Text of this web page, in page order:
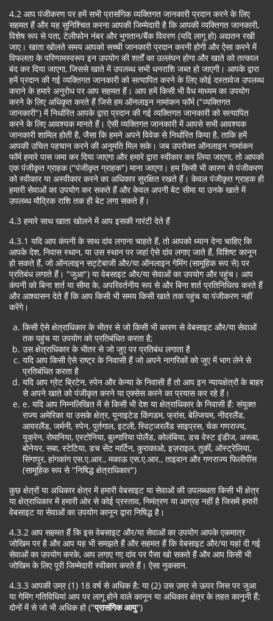
4.2 आप पंजीकरण पर हमें सभी प्रासंगिक व्यक्तिगत जानकारी प्रदान करने के लिए
सहमत हैं और यह सुनिश्चित करना आपकी जिम्मेदारी है कि आपकी व्यक्तिगत जानकारी,
विशेष रूप से पता, टेलीफोन नंबर और भुगतान/बैंक विवरण (यदि लागू हो) अद्यतन रखी
जाए। खाता खोलते समय आपको सच्ची जानकारी प्रदान करनी होगी और ऐसा करने में
विफलता के परिणामस्वरूप इन उपयोग की शर्तों का उल्लंघन होगा और खाते को तत्काल
बंद कर दिया जाएगा, जिससे खाते में उपलब्ध सभी धनराशि जब्त हो जाएगी। आपके द्वारा
हमें प्रदान की गई व्यक्तिगत जानकारी को सत्यापित करने के लिए कोई दस्तावेज उपलब्ध
कराने के हमारे अनुरोध पर आप सहमत हैं। आप हमें किसी भी वैध माध्यम का उपयोग
करने के लिए अधिकृत करते हैं जिसे हम ऑनलाइन नामांकन फॉर्म ("व्यक्तिगत
जानकारी") में निर्धारित आपके द्वारा प्रदान की गई व्यक्तिगत जानकारी को सत्यापित
करने के लिए आवश्यक मानते हैं। ऐसी व्यक्तिगत जानकारी में आपसे सभी आवश्यक
जानकारी शामिल होती है, जैसा कि हमने अपने विवेक से निर्धारित किया है, ताकि हमें
आपकी उचित पहचान करने की अनुमति मिल सके। जब उपरोक्त ऑनलाइन नामांकन
फॉर्म हमारे पास जमा कर दिया जाएगा और हमारे द्वारा स्वीकार कर लिया जाएगा, तो आपको
एक पंजीकृत ग्राहक ("पंजीकृत ग्राहक") माना जाएगा। हम किसी भी कारण से पंजीकरण
को स्वीकार या अस्वीकार करने का अधिकार सुरक्षित रखते हैं। केवल पंजीकृत ग्राहक ही
हमारी सेवाओं का उपयोग कर सकते हैं और केवल अपनी बेट सीमा या उनके खाते में
उपलब्ध मौद्रिक राशि तक ही बेट लगा सकते हैं।
4.3 हमारे साथ खाता खोलने में आप इसकी गारंटी देते हैं
4.3.1 यदि आप कंपनी के साथ दांव लगाना चाहते हैं, तो आपको ध्यान देना चाहिए कि
आपके देश, निवास स्थान, या उस स्थान पर जहां ऐसे दांव लगाए जाते हैं, विशिष्ट कानून
हो सकते हैं, जो ऑनलाइन सट्टेबाजी और/या ऑनलाइन गेमिंग (सामूहिक रूप से) पर
प्रतिबंध लगाते हैं। "जुआ") या वेबसाइट और/या सेवाओं का उपयोग और पहुंच। आप
कंपनी को बिना शर्त या सीमा के, अपरिवर्तनीय रूप से और बिना शर्त प्रतिनिधित्व करते हैं
और आश्वासन देते हैं कि आप किसी भी समय किसी खाते तक पहुंच या पंजीकरण नहीं
करेंगे।
किसी ऐसे क्षेत्राधिकार के भीतर से जो किसी भी कारण से वेबसाइट और/या सेवाओं
तक पहुंच या उपयोग को प्रतिबंधित करता है;
उस क्षेत्राधिकार के भीतर से जो जुए पर प्रतिबंध लगाता है
यदि आप किसी ऐसे राष्ट्र के निवासी हैं जो अपने नागरिकों को जुए में भाग लेने से
प्रतिबंधित करता है
यदि आप ग्रेट ब्रिटेन, स्पेन और केन्या के निवासी हैं तो आप इन न्यायक्षेत्रों के बाहर
से अपने खाते को पंजीकृत करने या एक्सेस करने का प्रयास कर रहे हैं।
e. यदि आप निम्नलिखित में से किसी भी देश या क्षेत्राधिकार के निवासी हैं: संयुक्त
राज्य अमेरिका या उसके क्षेत्र, यूनाइटेड किंगडम, फ्रांस, बेल्जियम, नीदरलैंड,
आयरलैंड, जर्मनी, स्पेन, पुर्तगाल, इटली, स्विट्जरलैंड साइप्रस, चेक गणराज्य,
यूक्रेन, रोमानिया, एस्टोनिया, बुल्गारिया पोलैंड, कोलंबिया, डच वेस्ट इंडीज, अरूबा,
बोनेयर, सबा, स्टेटिया, डच सेंट मार्टिन, कुराकाओ, इज़राइल, तुर्की, ऑस्ट्रेलिया,
सिंगापुर, हांगकांग एस.ए.आर., मकाऊ एस.ए.आर., ताइवान और गणराज्य फिलीपींस
(सामूहिक रूप से "निषिद्ध क्षेत्राधिकार")
कुछ क्षेत्रों या अधिकार क्षेत्र में हमारी वेबसाइट या सेवाओं की उपलब्धता किसी भी क्षेत्र
या क्षेत्राधिकार में हमारी ओर से कोई प्रस्ताव, निमंत्रण या आग्रह नहीं है जिसमें हमारी
वेबसाइट या सेवाओं का उपयोग कानून द्वारा निषिद्ध है।
4.3.2 आप सहमत हैं कि इस वेबसाइट और/या सेवाओं का उपयोग आपके एकमात्र
जोखिम पर है और आप यह भी समझते हैं और सहमत हैं कि वेबसाइट और/या यहां दी गई
सेवाओं का उपयोग करके, आप लगाए गए दांव पर पैसा खो सकते हैं और आप किसी भी
जोखिम के लिए पूरी जिम्मेदारी स्वीकार करते हैं। ऐसा नुकसान.
4.3.3 आपकी उम्र (1) 18 वर्ष से अधिक है; या (2) उस उम्र से ऊपर जिस पर जुआ
या गेमिंग गतिविधियां आप पर लागू होने वाले कानून या अधिकार क्षेत्र के तहत कानूनी हैं;
दोनों में से जो भी अधिक हो ("प्रासंगिक आयु")